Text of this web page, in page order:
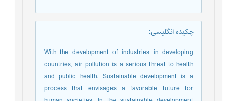
چکیده انگلیسی:
With the development of industries in developing
countries, air pollution is a serious threat to health
and public health. Sustainable development is a
process that envisages a favorable future for